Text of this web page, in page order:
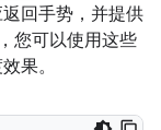
回手势，并提供
您可以使用这些
果。